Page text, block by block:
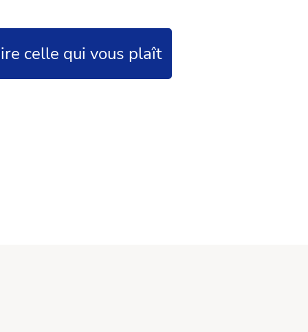
celle qui vous plaît